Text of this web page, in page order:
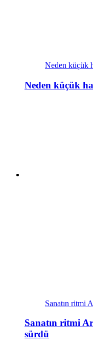
Neden küçük
Neden küçük
Sanatın ritmi
Sanatın ritmi
sürdü